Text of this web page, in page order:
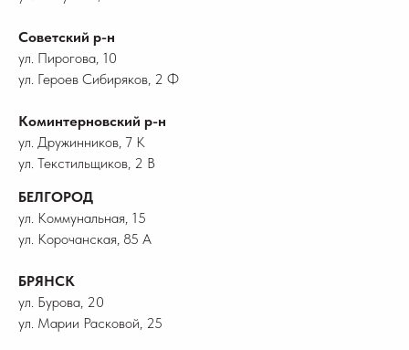
Советский р-н
ул. Пирогова, 10
ул. Героев Сибиряков, 2 Ф
Коминтерновский р-н
ул. Дружинников, 7 К
ул. Текстильщиков, 2 В
БЕЛГОРОД
ул. Коммунальная, 15
ул. Корочанская, 85 А
БРЯНСК
ул. Бурова, 20
ул. Марии Расковой, 25